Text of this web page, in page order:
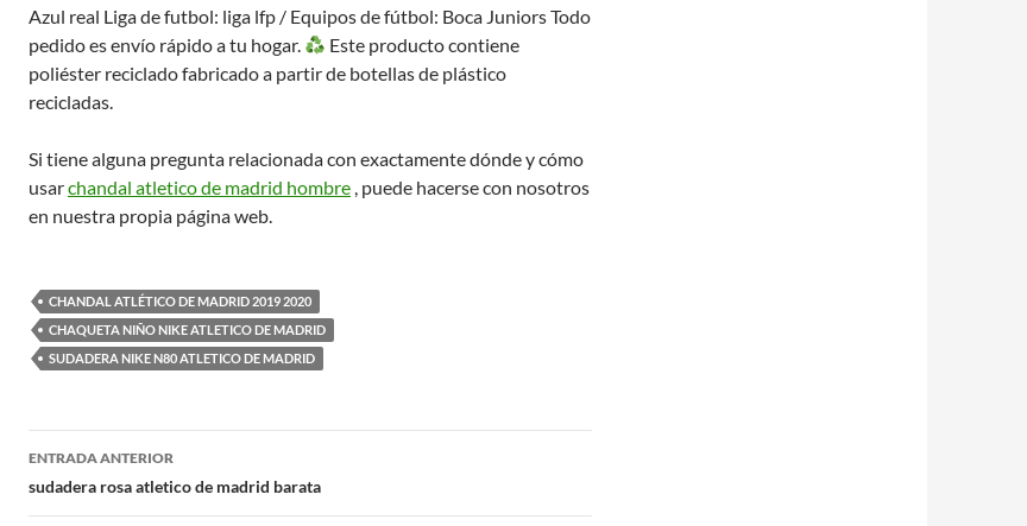
Azul real Liga de futbol: liga lfp / Equipos de fútbol: Boca Juniors Todo
pedido es envío rápido a tu hogar.
Este producto contiene
poliéster reciclado fabricado a partir de botellas de plástico
recicladas.
Si tiene alguna pregunta relacionada con exactamente dónde y cómo
usarchandal atletico de madrid hombre , puede hacerse con nosotros
en nuestra propia página web.
CHANDAL ATLÉTICO DE MADRID 2019 2020
CHAQUETA NIÑO NIKE ATLETICO DE MADRID
SUDADERA NIKE N80 ATLETICO DE MADRID
Navegación
de
ENTRADA ANTERIOR
sudadera rosa atletico de madrid barata